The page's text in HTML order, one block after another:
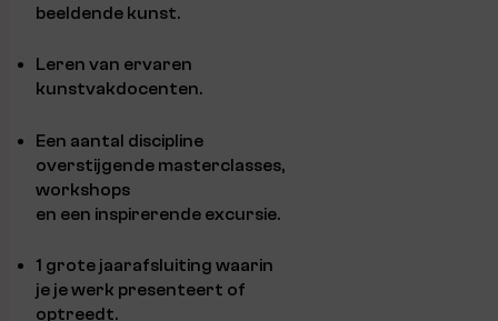
beeldende kunst.
Leren van ervaren
kunstvakdocenten.
Een aantal discipline
overstijgende masterclasses,
workshops
en een inspirerende excursie.
1 grote jaarafsluiting waarin
je je werk presenteert of
optreedt.